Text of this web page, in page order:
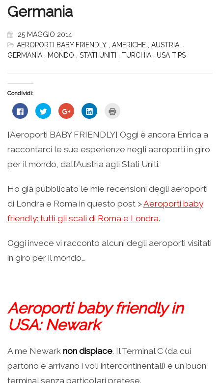
Germania
25 MAGGIO 2014
AEROPORTI BABY FRIENDLY
AMERICHE AUSTRIA
GERMANIA
MONDO STATI UNITI TURCHIA USA TIPS
Condividi:
Fai
clic
su
Facebook
apre
una
nuova
Fai
clic
condividere
su
Twitter
(Si
in
una
Fai
clic
condividere
su
(Si
in
una
Fai
clic
condividere
su
LinkedIn
(Si
in
una
stampare
(Si
in
nuova
finestra)
[Aeroporti BABY FRIENDLY] Oggi è ancora Enrica a
raccontarci le sue esperienze negli aeroporti in giro
per il mondo, dall’Austria agli Stati Uniti.
Ho già pubblicato le mie recensioni degli aeroporti
di Londra e Roma in questo post >Aeroporti baby
friendly: tutti gli scali di Roma e Londra.
Oggi invece vi racconto alcuni degli aeroporti visitati
in giro per il mondo…
Aeroporti baby friendly in
USA: Newark
A me Newark non dispiace. Il Terminal C (da cui
partono e arrivano i voli intercontinentali) è un buon
terminal senza particolari pretese.